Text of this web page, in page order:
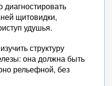
щитовидки,
удушья.
структуру
она должна быть
рельефной, без